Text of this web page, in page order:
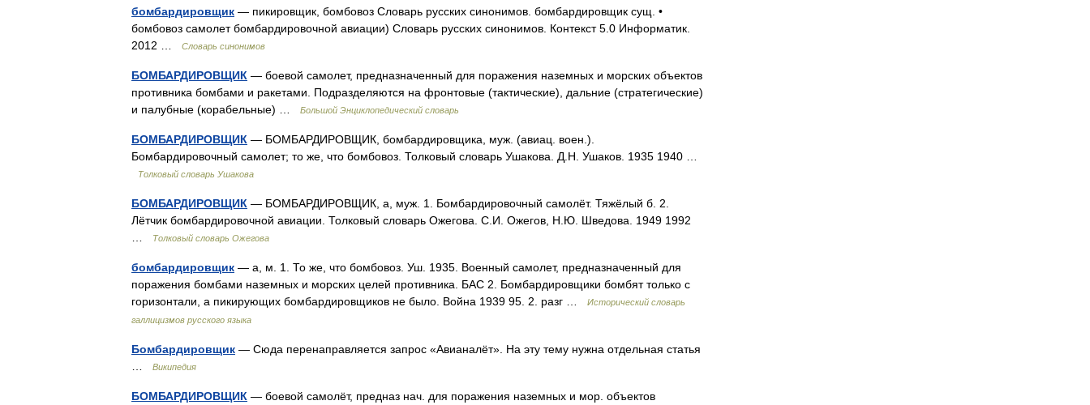
бомбардировщик — пикировщик, бомбовоз Словарь русских синонимов. бомбардировщик сущ. •
бомбовоз самолет бомбардировочной авиации) Словарь русских синонимов. Контекст 5.0 Информатик.
2012 …
Словарь синонимов
БОМБАРДИРОВЩИК — боевой самолет, предназначенный для поражения наземных и морских объектов
противника бомбами и ракетами. Подразделяются на фронтовые (тактические), дальние (стратегические)
и палубные (корабельные) …
Большой Энциклопедический словарь
БОМБАРДИРОВЩИК — БОМБАРДИРОВЩИК, бомбардировщика, муж. (авиац. воен.).
Бомбардировочный самолет; то же, что бомбовоз. Толковый словарь Ушакова. Д.Н. Ушаков. 1935 1940 …
Толковый словарь Ушакова
БОМБАРДИРОВЩИК — БОМБАРДИРОВЩИК, а, муж. 1. Бомбардировочный самолёт. Тяжёлый б. 2.
Лётчик бомбардировочной авиации. Толковый словарь Ожегова. С.И. Ожегов, Н.Ю. Шведова. 1949 1992
Толковый словарь Ожегова
бомбардировщик — а, м. 1. То же, что бомбовоз. Уш. 1935. Военный самолет, предназначенный для
поражения бомбами наземных и морских целей противника. БАС 2. Бомбардировщики бомбят только с
горизонтали, а пикирующих бомбардировщиков не было. Война 1939 95. 2. разг …
Исторический словарь
галлицизмов русского языка
Бомбардировщик — Сюда перенаправляется запрос «Авианалёт». На эту тему нужна отдельная статья
Википедия
БОМБАРДИРОВЩИК — боевой самолёт, предназ нач. для поражения наземных и мор. объектов